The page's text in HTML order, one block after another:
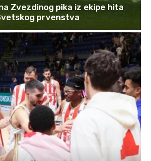
Zvezdinog pika iz ekipe hita
prvenstva